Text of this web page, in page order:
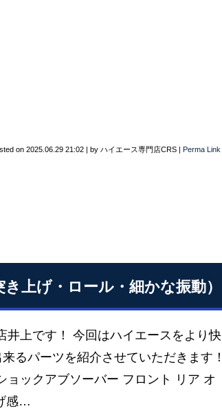
on 2025.06.29 21:02 | by ハイエース専門店CRS | Perma Link
上げ・ロール・細かな振動）
井上です！ 今回はハイエースをより快
るパーツを紹介させていただきます！
ックアブソーバー フロント リア オ
感…